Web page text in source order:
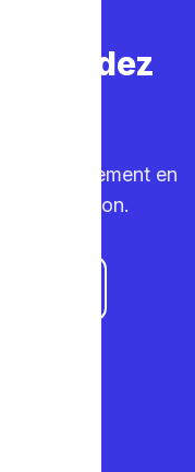
perdez
Déplacement en
votre région.
51 58